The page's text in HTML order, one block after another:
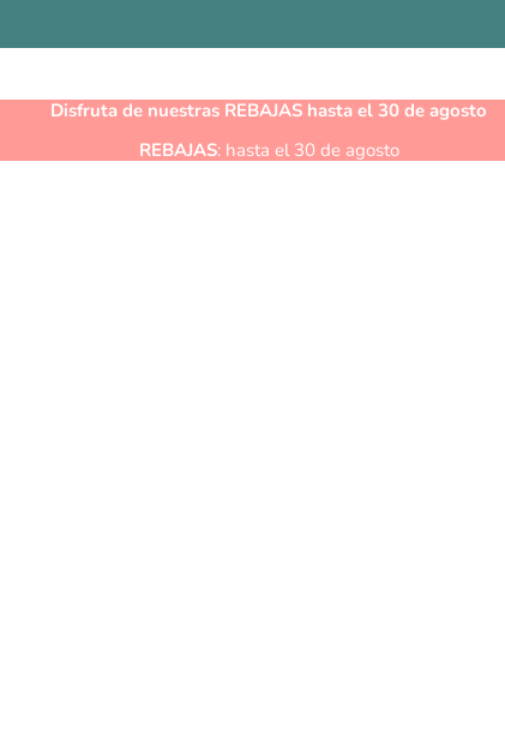
Disfruta de nuestras REBAJAS hasta el 30 de agosto
REBAJAS: hasta el 30 de agosto